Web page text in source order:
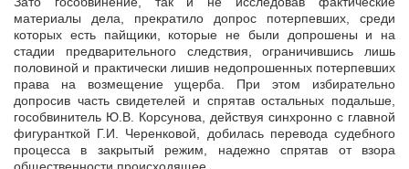
материалы дела, прекратило допрос потерпевших, среди
которых есть пайщики, которые не были допрошены и на
стадии предварительного следствия, ограничившись лишь
половиной и практически лишив недопрошенных потерпевших
права на возмещение ущерба. При этом избирательно
допросив часть свидетелей и спрятав остальных подальше,
гособвинитель Ю.В. Корсунова, действуя синхронно с главной
фигуранткой Г.И. Черенковой, добилась перевода судебного
процесса в закрытый режим, надежно спрятав от взора